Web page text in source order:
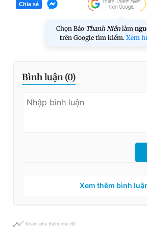
Chia sẻ
Chọn Báo Thanh Niên làm
trên Google tìm kiếm. Xem
Bình luận (0)
Xem thêm bình
Khám phá thêm chủ đề